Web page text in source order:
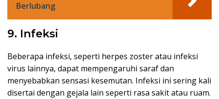
Berlubang
9. Infeksi
Beberapa infeksi, seperti herpes zoster atau infeksi
virus lainnya, dapat mempengaruhi saraf dan
menyebabkan sensasi kesemutan. Infeksi ini sering kali
disertai dengan gejala lain seperti rasa sakit atau ruam.